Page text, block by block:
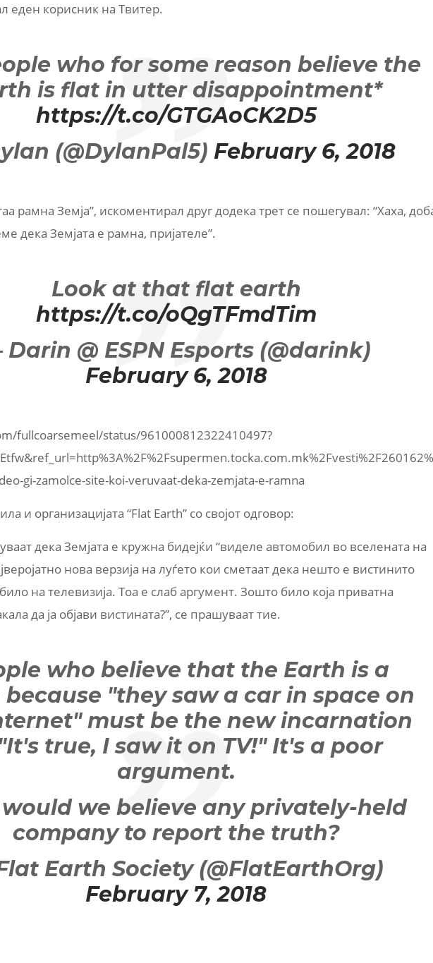
еден корисник на Твитер.
who for some reason believe the
is flat in utter disappointment*
https://t.co/GTGAoCK2D5
(@DylanPal5) February 6, 2018
рамна Земја”, искоментирал друг додека трет се пошегувал: “Хаха,
дека Земјата е рамна, пријателе”.
Look at that flat earth
https://t.co/oQgTFmdTim
@ ESPN Esports (@darink)
February 6, 2018
fullcoarsemeel/status/961000812322410497?
gi-zamolce-site-koi-veruvaat-deka-zemjata-e-ramna
и организацијата “Flat Earth” со својот одговор:
дека Земјата е кружна бидејќи “виделе автомобил во вселената на
нова верзија на луѓето кои сметаат дека нешто е вистинито
на телевизија. Тоа е слаб аргумент. Зошто било која приватна
да ја објави вистината?”, се прашуваат тие.
who believe that the Earth is a
"they saw a car in space on
must be the new incarnation
true, I saw it on TV!" It's a poor
argument.
we believe any privately-held
company to report the truth?
Earth Society (@FlatEarthOrg)
February 7, 2018